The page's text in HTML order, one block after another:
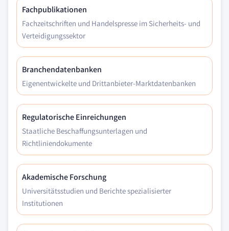
Fachpublikationen
Fachzeitschriften und Handelspresse im Sicherheits- und
Verteidigungssektor
Branchendatenbanken
Eigenentwickelte und Drittanbieter-Marktdatenbanken
Regulatorische Einreichungen
Staatliche Beschaffungsunterlagen und
Richtliniendokumente
Akademische Forschung
Universitätsstudien und Berichte spezialisierter
Institutionen